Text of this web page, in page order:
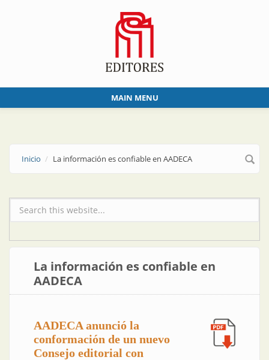
MAIN MENU
Inicio La información es confiable en AADECA
Formulario de búsqueda
La información es confiable en
AADECA
AADECA anunció la
conformación de un nuevo
Consejo editorial con